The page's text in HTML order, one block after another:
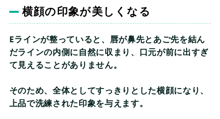
横顔の印象が美しくなる
Eラインが整っていると、唇が鼻先とあご先を結ん
だラインの内側に自然に収まり、口元が前に出すぎ
て見えることがありません。
そのため、全体としてすっきりとした横顔になり、
上品で洗練された印象を与えます。